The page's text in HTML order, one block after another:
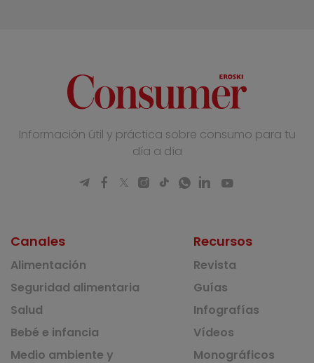
Información útil y práctica sobre consumo para tu
día a día
Canales
Alimentación
Seguridad alimentaria
Salud
Bebé e infancia
Medio ambiente y
Recursos
Revista
Guías
Infografías
Vídeos
Monográficos